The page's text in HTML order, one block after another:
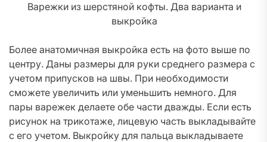
Варежки из шерстяной кофты. Два варианта и
выкройка
Более анатомичная выкройка есть на фото выше по
центру. Даны размеры для руки среднего размера с
учетом припусков на швы. При необходимости
сможете увеличить или уменьшить немного. Для
пары варежек делаете обе части дважды. Если есть
рисунок на трикотаже, лицевую часть выкладывайте
с его учетом. Выкройку для пальца выкладываете